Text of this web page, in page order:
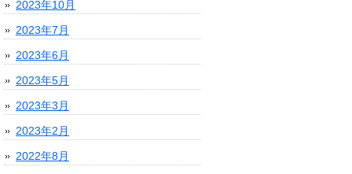
2023年10月
2023年7月
2023年6月
2023年5月
2023年3月
2023年2月
2022年8月